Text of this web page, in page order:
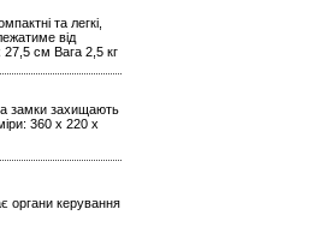
та легкі,
від
см Вага 2,5 кг
замки захищають
360 x 220 x
органи керування